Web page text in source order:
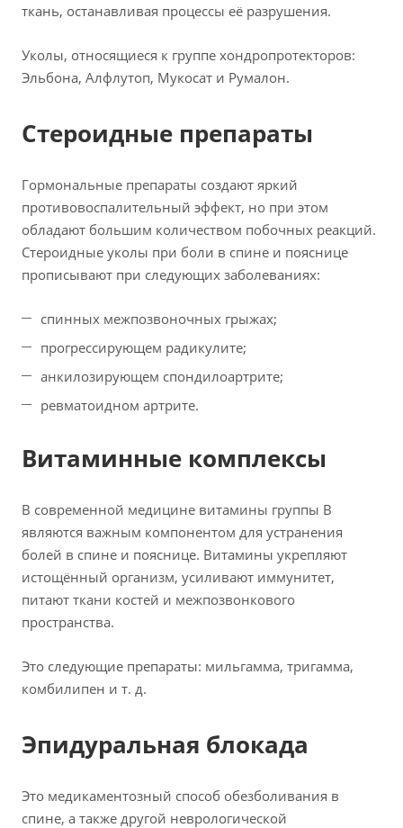
ткань, останавливая процессы её разрушения.
Уколы, относящиеся к группе хондропротекторов:
Эльбона, Алфлутоп, Мукосат и Румалон.
Стероидные препараты
Гормональные препараты создают яркий
противовоспалительный эффект, но при этом
обладают большим количеством побочных реакций.
Стероидные уколы при боли в спине и пояснице
прописывают при следующих заболеваниях:
спинных межпозвоночных грыжах;
прогрессирующем радикулите;
анкилозирующем спондилоартрите;
ревматоидном артрите.
Витаминные комплексы
В современной медицине витамины группы В
являются важным компонентом для устранения
болей в спине и пояснице. Витамины укрепляют
истощённый организм, усиливают иммунитет,
питают ткани костей и межпозвонкового
пространства.
Это следующие препараты: мильгамма, тригамма,
комбилипен и т. д.
Эпидуральная блокада
Это медикаментозный способ обезболивания в
спине, а также другой неврологической